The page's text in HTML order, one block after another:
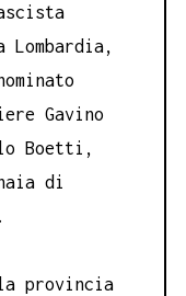
Gavino
Boetti,
di
provincia